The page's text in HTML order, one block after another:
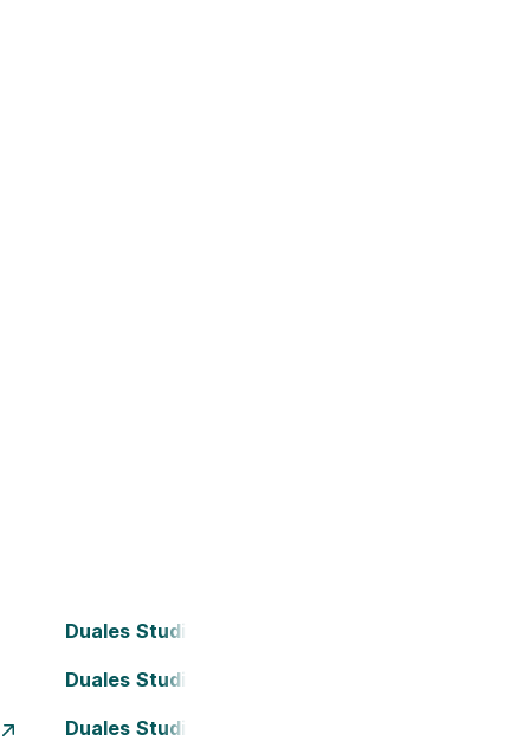
Duales Studium Bielefeld
Duales Studium Darmstadt
Duales Studium Essen